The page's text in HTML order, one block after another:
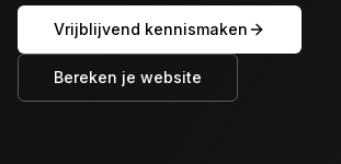
Vrijblijvend kennismaken
Bereken je website